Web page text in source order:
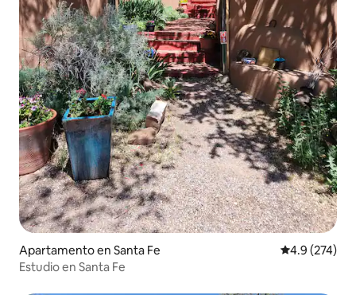
Apartamento en Santa Fe Calificación
4.9 (274)
Estudio en Santa Fe